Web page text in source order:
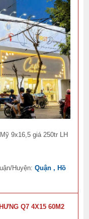
9x16,5 giá 250tr LH
Huyện:Quận , Hồ
Q7 4X15 60M2